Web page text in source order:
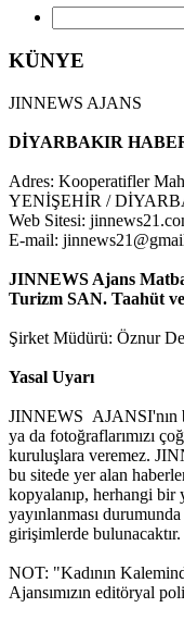
KÜNYE
JINNEWS AJANS
DİYARBAKIR
Adres: Kooperatifler
YENİŞEHİR /
Web Sitesi:
E-mail:
JINNEWS Ajans
Turizm SAN. Taahüt
Şirket Müdürü: Öznur
Yasal Uyarı
JINNEWS AJANSI'nın
ya da fotoğraflarımızı
kuruluşlara veremez.
bu sitede yer alan
kopyalanıp, herhangi bir
yayınlanması
girişimlerde bulunacaktır.
NOT: "Kadının
Ajansımızın editöryal